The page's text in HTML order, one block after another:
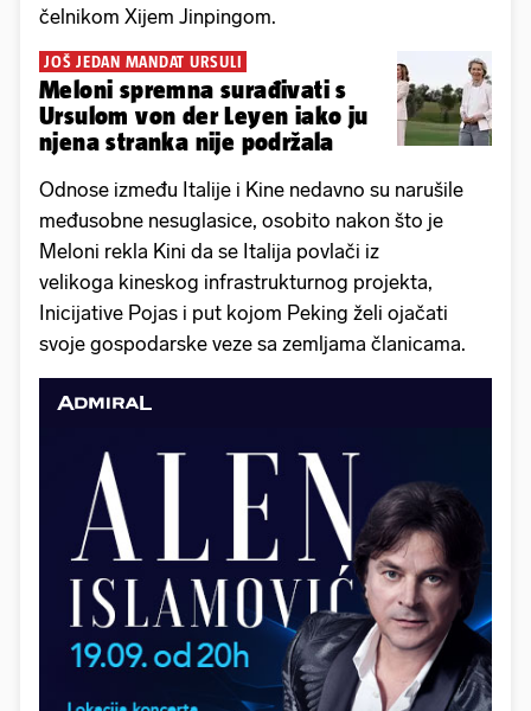
čelnikom Xijem Jinpingom.
JOŠ JEDAN MANDAT URSULI
Meloni spremna surađivati s
Ursulom von der Leyen iako ju
njena stranka nije podržala
Odnose između Italije i Kine nedavno su narušile
međusobne nesuglasice, osobito nakon što je
Meloni rekla Kini da se Italija povlači iz
velikoga kineskog infrastrukturnog projekta,
Inicijative Pojas i put kojom Peking želi ojačati
svoje gospodarske veze sa zemljama članicama.